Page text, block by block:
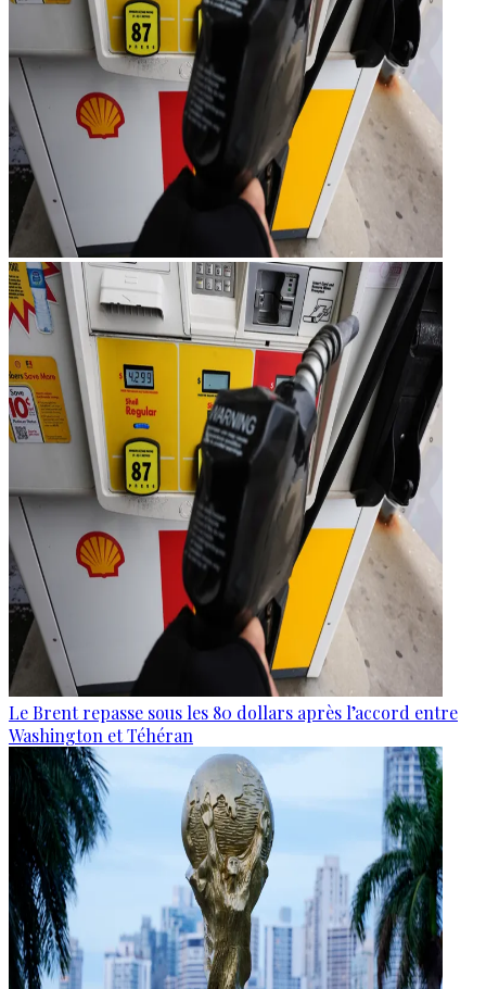
Le Brent repasse sous les 80 dollars après l’accord entre
Washington et Téhéran